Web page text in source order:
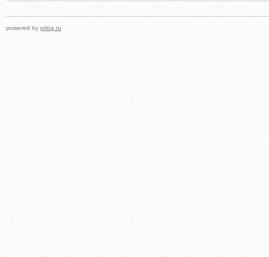
powered by prlog.ru